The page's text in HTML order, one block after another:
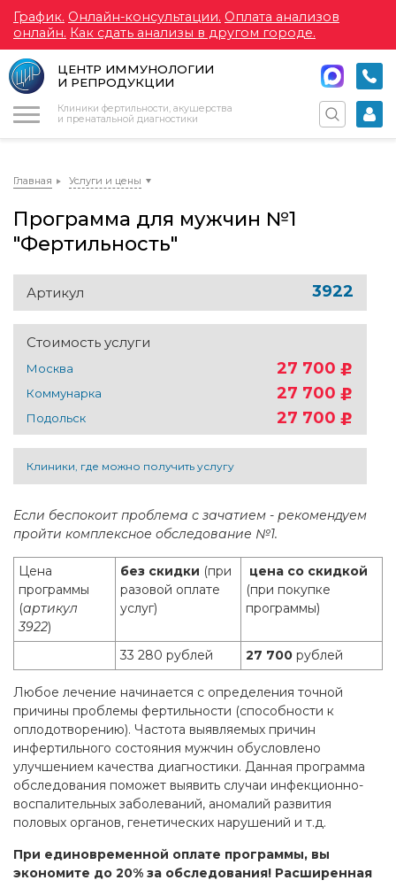
График. Онлайн-консультации. Оплата анализов
онлайн. Как сдать анализы в другом городе.
ЦЕНТР ИММУНОЛОГИИ
И РЕПРОДУКЦИИ
Клиники фертильности, акушерства
и пренатальной диагностики
Главная Услуги и цены
Программа для мужчин №1
"Фертильность"
Артикул 3922
Стоимость услуги
Москва 27 700
Коммунарка 27 700
Подольск 27 700
Клиники, где можно получить услугу
Если беспокоит проблема с зачатием - рекомендуем
пройти комплексное обследование №1.
Цена
программы
(артикул
3922)
без скидки (при
разовой оплате
услуг)
цена со cкидкой
(при покупке
программы)
33 280 рублей 27 700 рублей
Любое лечение начинается с определения точной
причины проблемы фертильности (способности к
оплодотворению). Частота выявляемых причин
инфертильного состояния мужчин обусловлено
улучшением качества диагностики. Данная программа
обследования поможет выявить случаи инфекционно-
воспалительных заболеваний, аномалий развития
половых органов, генетических нарушений и т.д.
При единовременной оплате программы, вы
экономите до 20% за обследования! Расширенная